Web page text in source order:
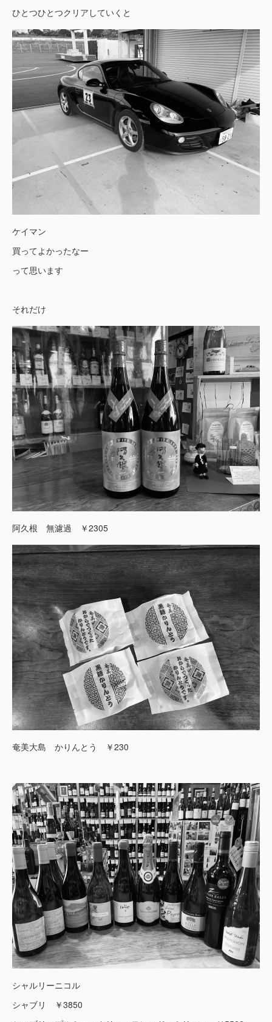
ひとつひとつクリアしていくと
ケイマン
買ってよかったなー
って思います
それだけ
阿久根 無濾過 ￥2305
奄美大島 かりんとう ￥230
シャルリーニコル
シャブリ ￥3850